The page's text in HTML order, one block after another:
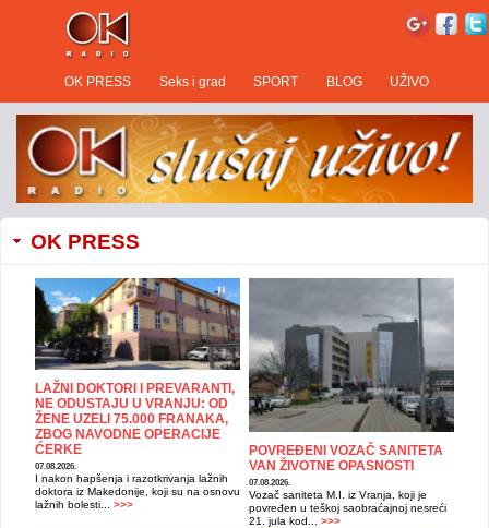
OK PRESS Seks i grad SPORT BLOG UŽIVO
OK PRESS
LAŽNI DOKTORI I PREVARANTI,
NE ODUSTAJU U VRANJU: OD
ŽENE UZELI 75.000 FRANAKA,
ZBOG NAVODNE OPERACIJE
ĆERKE
07.08.2026.
I nakon hapšenja i razotkrivanja lažnih
doktora iz Makedonije, koji su na osnovu
lažnih bolesti... >>>
POVREĐENI VOZAČ SANITETA
VAN ŽIVOTNE OPASNOSTI
07.08.2026.
Vozač saniteta M.I. iz Vranja, koji je
povređen u teškoj saobraćajnoj nesreći
21. jula kod... >>>